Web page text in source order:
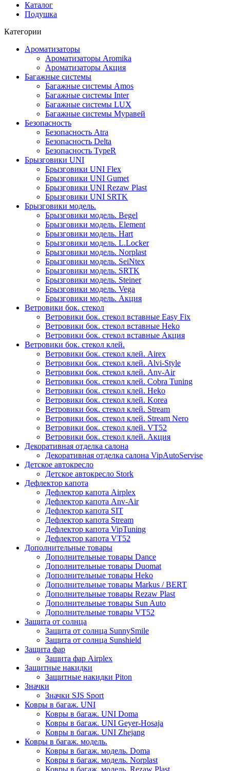
Каталог
Подушка
Категории
Ароматизаторы
Ароматизаторы Aromika
Ароматизаторы Акция
Багажные системы
Багажные системы Amos
Багажные системы Inter
Багажные системы LUX
Багажные системы Муравей
Безопасность
Безопасность Atra
Безопасность Delta
Безопасность TypeR
Брызговики UNI
Брызговики UNI Flex
Брызговики UNI Gumet
Брызговики UNI Rezaw Plast
Брызговики UNI SRTK
Брызговики модель.
Брызговики модель. Begel
Брызговики модель. Element
Брызговики модель. Hart
Брызговики модель. L.Locker
Брызговики модель. Norplast
Брызговики модель. SeiNtex
Брызговики модель. SRTK
Брызговики модель. Steiner
Брызговики модель. Vega
Брызговики модель. Акция
Ветровики бок. стекол
Ветровики бок. стекол вставные Easy Fix
Ветровики бок. стекол вставные Heko
Ветровики бок. стекол вставные Акция
Ветровики бок. стекол клей.
Ветровики бок. стекол клей. Airex
Ветровики бок. стекол клей. Alvi-Style
Ветровики бок. стекол клей. Anv-Air
Ветровики бок. стекол клей. Cobra Tuning
Ветровики бок. стекол клей. Heko
Ветровики бок. стекол клей. Korea
Ветровики бок. стекол клей. Stream
Ветровики бок. стекол клей. Stream Nero
Ветровики бок. стекол клей. VT52
Ветровики бок. стекол клей. Акция
Декоративная отделка салона
Декоративная отделка салона VipAutoServise
Детское автокресло
Детское автокресло Stork
Дефлектор капота
Дефлектор капота Airplex
Дефлектор капота Anv-Air
Дефлектор капота SIT
Дефлектор капота Stream
Дефлектор капота VipTuning
Дефлектор капота VT52
Дополнительные товары
Дополнительные товары Dance
Дополнительные товары Duomat
Дополнительные товары Heko
Дополнительные товары Markus / BERT
Дополнительные товары Rezaw Plast
Дополнительные товары Sun Auto
Дополнительные товары VT52
Защита от солнца
Защита от солнца SunnySmile
Защита от солнца Sunshield
Защита фар
Защита фар Airplex
Защитные накидки
Защитные накидки Piton
Значки
Значки SJS Sport
Ковры в багаж. UNI
Ковры в багаж. UNI Doma
Ковры в багаж. UNI Geyer-Hosaja
Ковры в багаж. UNI Zhejang
Ковры в багаж. модель.
Ковры в багаж. модель. Doma
Ковры в багаж. модель. Norplast
Ковры в багаж. модель. Rezaw Plast